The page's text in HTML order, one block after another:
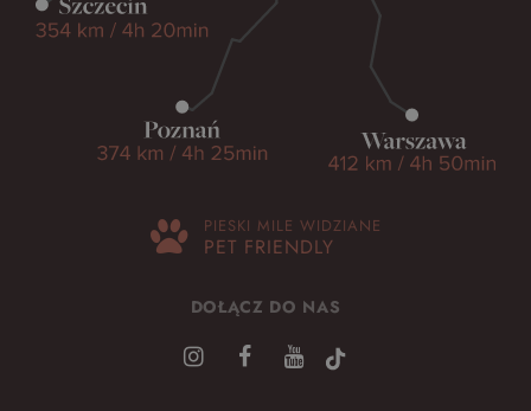
PIESKI MILE WIDZIANE
PET FRIENDLY
DOŁĄCZ DO NAS